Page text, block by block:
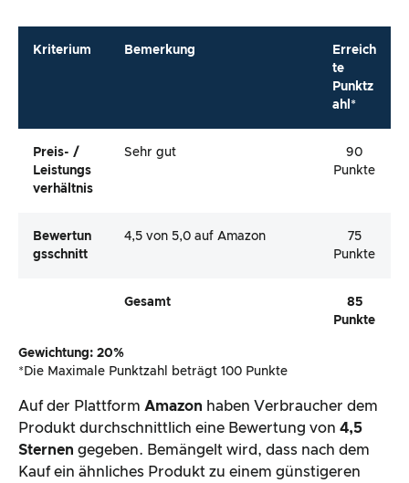
Kriterium Bemerkung
Erreich
te
Punktz
ahl*
Preis- /
Leistungs
Verhältnis
Sehr gut
90
Punkte
Bewertun
Gsschnitt
4,5 von 5,0 auf Amazon
75
Punkte
Gesamt
85
Punkte
Gewichtung: 20%
*Die Maximale Punktzahl beträgt 100 Punkte
Auf der Plattform Amazon haben Verbraucher dem
Produkt durchschnittlich eine Bewertung von 4,5
Sternen gegeben. Bemängelt wird, dass nach dem
Kauf ein ähnliches Produkt zu einem günstigeren